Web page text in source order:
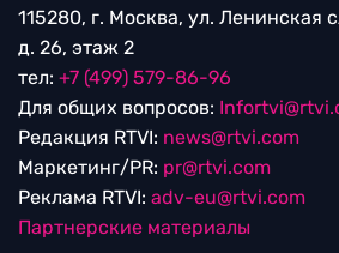
115280, г. Москва, ул. Ленинская
д. 26, этаж 2
тел: +7 (499) 579-86-96
Для общих вопросов:
Редакция RTVI: news@rtvi.com
Маркетинг/PR: pr@rtvi.com
Реклама RTVI: adv-eu@rtvi.com
Партнерские материалы